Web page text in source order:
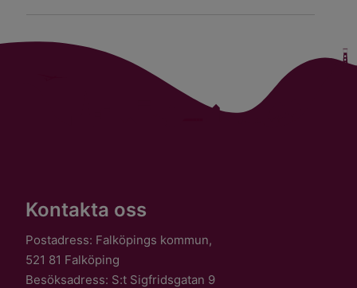
Kontakta oss
Postadress: Falköpings kommun,
521 81 Falköping
Besöksadress: S:t Sigfridsgatan 9